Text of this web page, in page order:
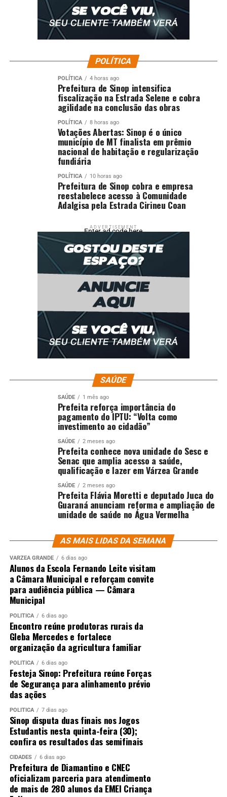
POLÍTICA
POLÍTICA 4 horas ago
Prefeitura de Sinop intensifica
fiscalização na Estrada Selene e cobra
agilidade na conclusão das obras
POLÍTICA 8 horas ago
Votações Abertas: Sinop é o único
município de MT finalista em prêmio
nacional de habitação e regularização
fundiária
POLÍTICA 10 horas ago
Prefeitura de Sinop cobra e empresa
reestabelece acesso à Comunidade
Adalgisa pela Estrada Cirineu Coan
ADVERTISEMENT
Enter ad code here
SAÚDE
SAÚDE 1 mês ago
Prefeita reforça importância do
pagamento do IPTU: “Volta como
investimento ao cidadão”
SAÚDE 2 meses ago
Prefeita conhece nova unidade do Sesc e
Senac que amplia acesso a saúde,
qualificação e lazer em Várzea Grande
SAÚDE 2 meses ago
Prefeita Flávia Moretti e deputado Juca do
Guaraná anunciam reforma e ampliação de
unidade de saúde no Água Vermelha
AS MAIS LIDAS DA SEMANA
VÁRZEA GRANDE 6 dias ago
Alunos da Escola Fernando Leite visitam
a Câmara Municipal e reforçam convite
para audiência pública — Câmara
Municipal
POLÍTICA 6 dias ago
Encontro reúne produtoras rurais da
Gleba Mercedes e fortalece
organização da agricultura familiar
POLÍTICA 6 dias ago
Festeja Sinop: Prefeitura reúne Forças
de Segurança para alinhamento prévio
das ações
POLÍTICA 7 dias ago
Sinop disputa duas finais nos Jogos
Estudantis nesta quinta-feira (30);
confira os resultados das semifinais
CIDADES 6 dias ago
Prefeitura de Diamantino e CNEC
oficializam parceria para atendimento
de mais de 280 alunos da EMEI Criança